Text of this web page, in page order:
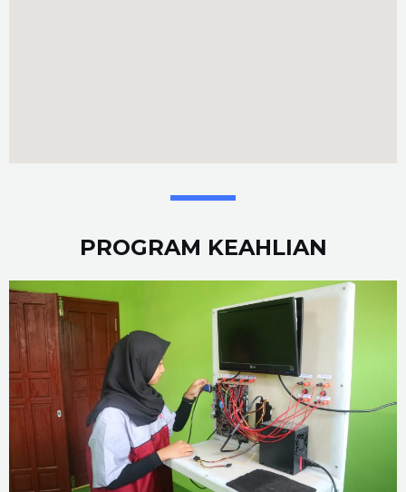
PROGRAM KEAHLIAN